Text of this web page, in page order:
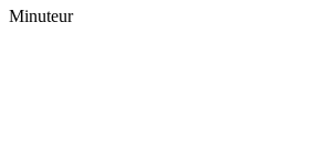
Minuteur